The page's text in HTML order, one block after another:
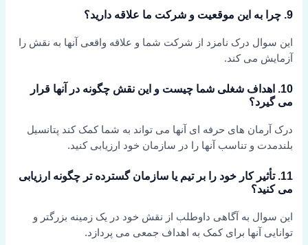
9. چرا به این موقعیت و شرکت ما علاقه دارید؟
این سوال درک نامزد از شرکت شما و علاقه واقعی آنها به نقش را
آزمایش می کند.
10. اهداف شغلی شما چیست و این نقش چگونه در آنها قرار
می گیرد؟
درک آرمان های حرفه ای آنها می تواند به شما کمک کند پتانسیل
بلندمدت و تناسب آنها را در سازمان خود ارزیابی کنید.
11. تأثیر کار خود را بر تیم یا سازمان گسترده تر چگونه ارزیابی
می کنید؟
این سوال به آگاهی داوطلب از نقش خود در یک زمینه بزرگتر و
توانایی آنها برای کمک به اهداف جمعی می پردازد.